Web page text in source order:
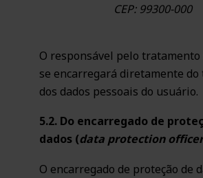
CEP: 99300-000
O responsável pelo tratamento
se encarregará diretamente
dos dados pessoais do usuário.
5.2. Do encarregado de
dados (data protection officer
O encarregado de proteção de